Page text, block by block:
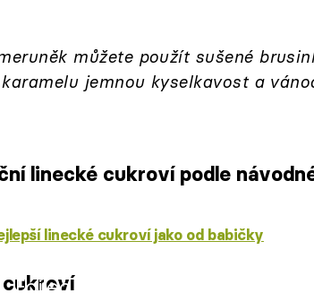
můžete použít sušené
jemnou kyselkavost a
linecké cukroví podle
linecké cukroví jako od babičky
Failed to fetch